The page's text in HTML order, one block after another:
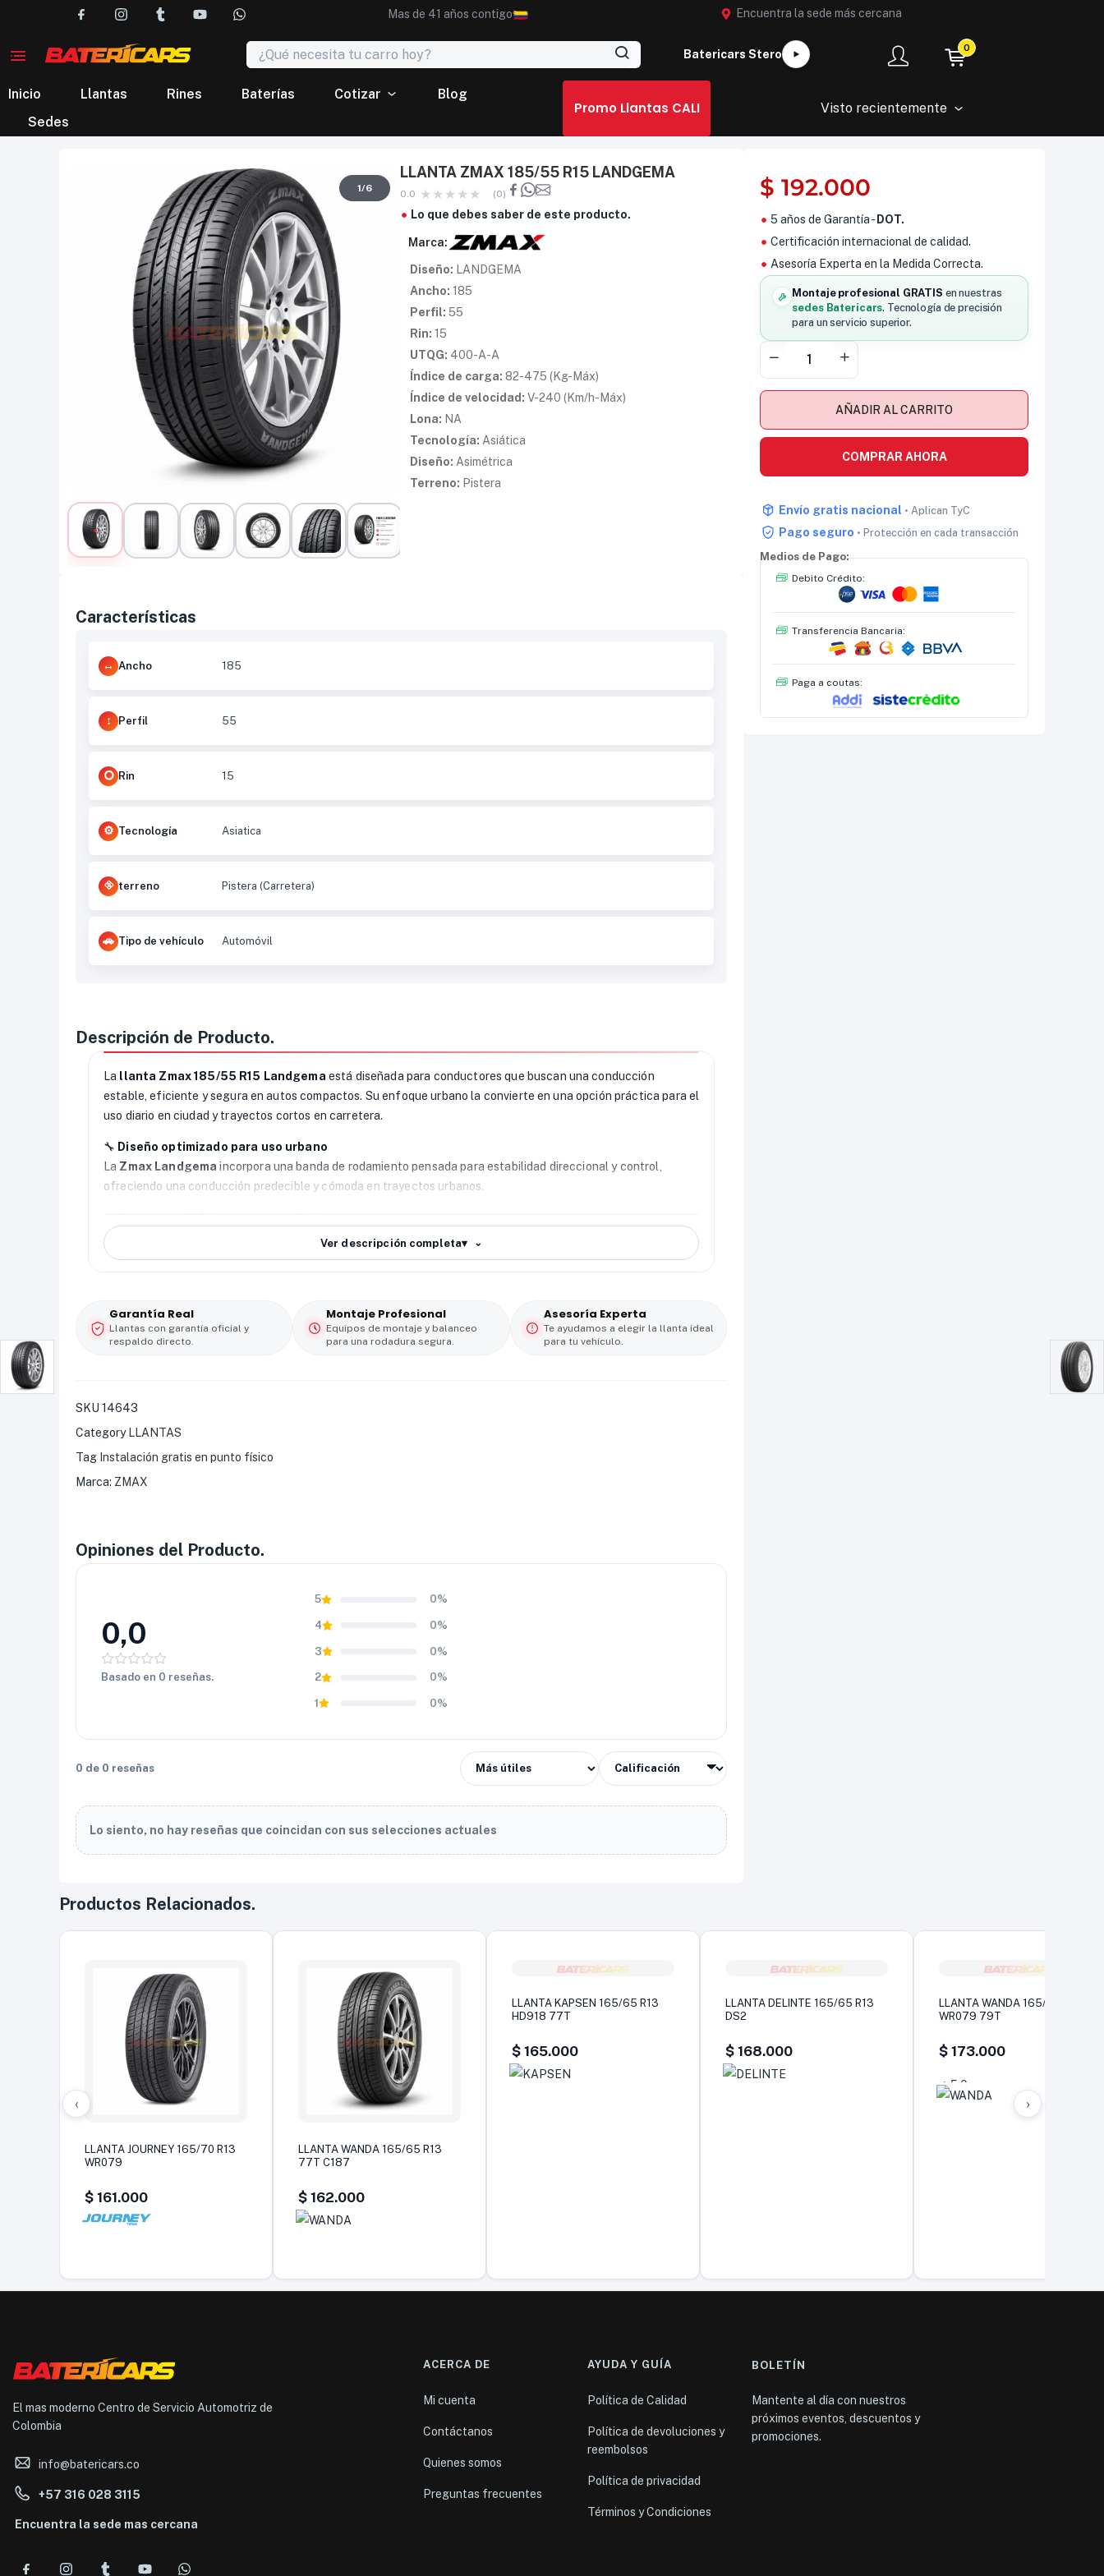
Mas de 41 años contigo Encuentra la sede más cercana
Batericars Stero 0
Inicio Llantas Rines Baterías Cotizar
Blog
Sedes
Promo Llantas CALI Visto recientemente
1/6
LLANTA ZMAX 185/55 R15 LANDGEMA
0.0 (0)
Lo que debes saber de este producto.
Marca:
Diseño: LANDGEMA
Ancho: 185
Perfil: 55
Rin: 15
UTQG: 400-A-A
Índice de carga: 82-475 (Kg-Máx)
Índice de velocidad: V-240 (Km/h-Máx)
Lona: NA
Tecnología: Asiática
Diseño: Asimétrica
Terreno: Pistera
Características
Ancho 185
Perfil 55
Rin 15
Tecnología Asiatica
terreno Pistera (Carretera)
Tipo de vehículo Automóvil
Descripción de Producto.
La llanta Zmax 185/55 R15 Landgema está diseñada para conductores que buscan una conducción
estable, eficiente y segura en autos compactos. Su enfoque urbano la convierte en una opción práctica para el
uso diario en ciudad y trayectos cortos en carretera.
🔧 Diseño optimizado para uso urbano
La Zmax Landgema incorpora una banda de rodamiento pensada para estabilidad direccional y control,
ofreciendo una conducción predecible y cómoda en trayectos urbanos.
Gracias a su compuesto optimizado, estallanta Zmax 185/55 R15ofrece buen agarre y frenado eficiente en
superficies secas y mojadas, aumentando la seguridad en condiciones variables.
La distribución uniforme del desgaste prolonga la vida útil del neumático. Además, su diseño reduce
vibraciones y ruido de rodadura, brindando una experiencia de manejo más confortable.
Ver descripción completa▾
Garantía Real
Llantas con garantía oficial y
respaldo directo.
Montaje Profesional
Equipos de montaje y balanceo
para una rodadura segura.
Asesoría Experta
Te ayudamos a elegir la llanta ideal
para tu vehículo.
SKU 14643
Category LLANTAS
Tag Instalación gratis en punto físico
Marca: ZMAX
Opiniones del Producto.
0,0
Basado en 0 reseñas.
5 0%
4 0%
3 0%
2 0%
1 0%
0 de 0 reseñas
Lo siento, no hay reseñas que coincidan con sus selecciones actuales
$ 192.000
5 años de Garantía - DOT.
Certificación internacional de calidad.
Asesoría Experta en la Medida Correcta.
Montaje profesional GRATIS en nuestras
sedes Batericars. Tecnología de precisión
para un servicio superior.
AÑADIR AL CARRITO
COMPRAR AHORA
Envío gratis nacional • Aplican TyC
Pago seguro • Protección en cada transacción
Medios de Pago:
Debito Crédito:
Transferencia Bancaria:
Paga a coutas:
Productos Relacionados.
‹
LLANTA JOURNEY 165/70 R13
WR079
$ 161.000
LLANTA WANDA 165/65 R13
77T C187
$ 162.000
LLANTA KAPSEN 165/65 R13
HD918 77T
$ 165.000
LLANTA DELINTE 165/65 R13
DS2
$ 168.000
LLANTA WANDA 165/70 R13
WR079 79T
$ 173.000
5,0
›
El mas moderno Centro de Servicio Automotriz de
Colombia
info@batericars.co
+57 316 028 3115
Encuentra la sede mas cercana
ACERCA DE
Mi cuenta
Contáctanos
Quienes somos
Preguntas frecuentes
AYUDA Y GUÍA
Política de Calidad
Política de devoluciones y
reembolsos
Política de privacidad
Términos y Condiciones
BOLETÍN
Mantente al día con nuestros
próximos eventos, descuentos y
promociones.